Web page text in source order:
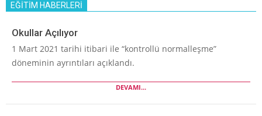
EĞİTİM HABERLERİ
Okullar Açılıyor
1 Mart 2021 tarihi itibari ile “kontrollü normalleşme”
döneminin ayrıntıları açıklandı.
DEVAMI...